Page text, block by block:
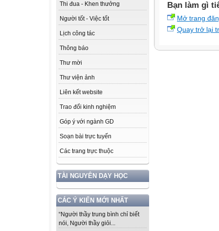
Thi đua - Khen thưởng
Người tốt - Việc tốt
Lịch công tác
Thông báo
Thư mời
Thư viện ảnh
Liên kết website
Trao đổi kinh nghiệm
Góp ý với ngành GD
Soạn bài trực tuyến
Các trang trực thuộc
TÀI NGUYÊN DẠY HỌC
CÁC Ý KIẾN MỚI NHẤT
“Người thầy trung bình chỉ biết
nói, Người thầy giỏi...
Bạn làm gì
Mở trang
Quay trở lại